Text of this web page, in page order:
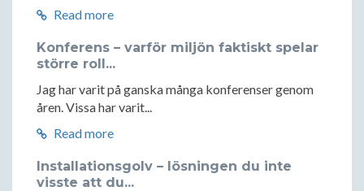
Read more
Konferens – varför miljön faktiskt spelar
större roll...
Jag har varit på ganska många konferenser genom
åren. Vissa har varit...
Read more
Installationsgolv – lösningen du inte
visste att du...